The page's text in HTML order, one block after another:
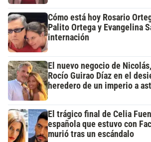
Cómo está hoy Rosario
Palito Ortega y Evangelina
internación
El nuevo negocio de
Rocío Guirao Díaz en el
heredero de un imperio a
El trágico final de Celia
española que estuvo con
murió tras un escándalo